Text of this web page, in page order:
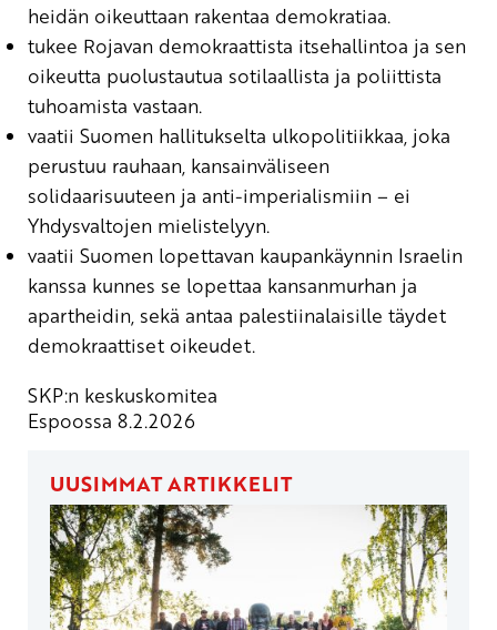
heidän oikeuttaan rakentaa demokratiaa.
tukee Rojavan demokraattista itsehallintoa ja sen
oikeutta puolustautua sotilaallista ja poliittista
tuhoamista vastaan.
vaatii Suomen hallitukselta ulkopolitiikkaa, joka
perustuu rauhaan, kansainväliseen
solidaarisuuteen ja anti-imperialismiin – ei
Yhdysvaltojen mielistelyyn.
vaatii Suomen lopettavan kaupankäynnin Israelin
kanssa kunnes se lopettaa kansanmurhan ja
apartheidin, sekä antaa palestiinalaisille täydet
demokraattiset oikeudet.
SKP:n keskuskomitea
Espoossa 8.2.2026
UUSIMMAT ARTIKKELIT